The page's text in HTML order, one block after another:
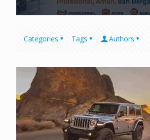
Categories Tags Authors